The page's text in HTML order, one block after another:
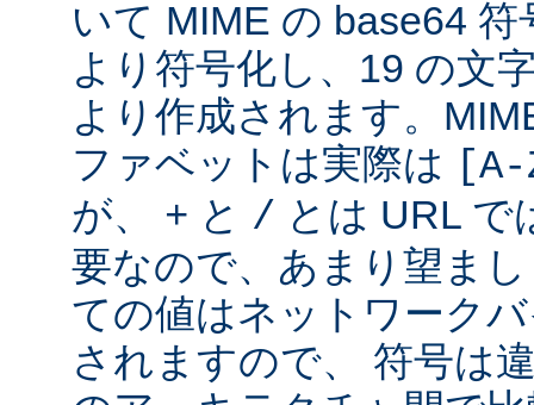
いて MIME の base64
より符号化し、19 の文
より作成されます。
ファベットは実際は
が、 + と / とは URL で
要なので、あまり望ま
ての値はネットワーク
されますので、 符号は